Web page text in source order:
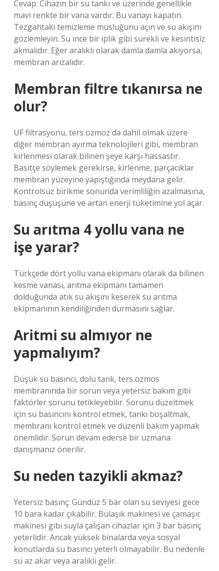
Cevap: Cihazın bir su tankı ve üzerinde genellikle
mavi renkte bir vana vardır. Bu vanayı kapatın.
Tezgahtaki temizleme musluğunu açın ve su akışını
gözlemleyin. Su ince bir iplik gibi sürekli ve kesintisiz
akmalıdır. Eğer aralıklı olarak damla damla akıyorsa,
membran arızalıdır.
Membran filtre tıkanırsa ne
olur?
UF filtrasyonu, ters ozmoz da dahil olmak üzere
diğer membran ayırma teknolojileri gibi, membran
kirlenmesi olarak bilinen şeye karşı hassastır.
Basitçe söylemek gerekirse, kirlenme, parçacıklar
membran yüzeyine yapıştığında meydana gelir.
Kontrolsüz birikme sonunda verimliliğin azalmasına,
basınç düşüşüne ve artan enerji tüketimine yol açar.
Su arıtma 4 yollu vana ne
işe yarar?
Türkçede dört yollu vana ekipmanı olarak da bilinen
kesme vanası, arıtma ekipmanı tamamen
dolduğunda atık su akışını keserek su arıtma
ekipmanının kendiliğinden durmasını sağlar.
Aritmi su almıyor ne
yapmalıyım?
Düşük su basıncı, dolu tank, ters ozmos
membranında bir sorun veya yetersiz bakım gibi
faktörler sorunu tetikleyebilir. Sorunu düzeltmek
için su basıncını kontrol etmek, tankı boşaltmak,
membranı kontrol etmek ve düzenli bakım yapmak
önemlidir. Sorun devam ederse bir uzmana
danışmanız önerilir.
Su neden tazyikli akmaz?
Yetersiz basınç: Gündüz 5 bar olan su seviyesi gece
10 bara kadar çıkabilir. Bulaşık makinesi ve çamaşır
makinesi gibi suyla çalışan cihazlar için 3 bar basınç
yeterlidir. Ancak yüksek binalarda veya sosyal
konutlarda su basıncı yeterli olmayabilir. Bu nedenle
su az akar veya aralıklı gelir.